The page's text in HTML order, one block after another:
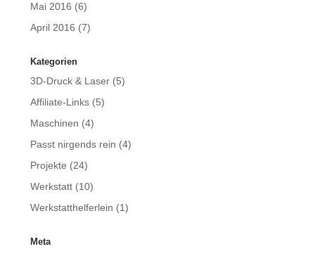
Mai 2016 (6)
April 2016 (7)
Kategorien
3D-Druck & Laser(5)
Affiliate-Links(5)
Maschinen (4)
Passt nirgends rein (4)
Projekte (24)
Werkstatt(10)
Werkstatthelferlein (1)
Meta